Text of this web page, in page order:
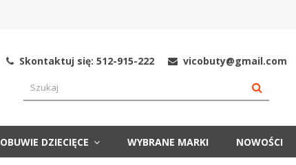
Skontaktuj się: 512-915-222 vicobuty@gmail.com
OBUWIE DZIECIĘCE WYBRANE MARKI NOWOŚCI